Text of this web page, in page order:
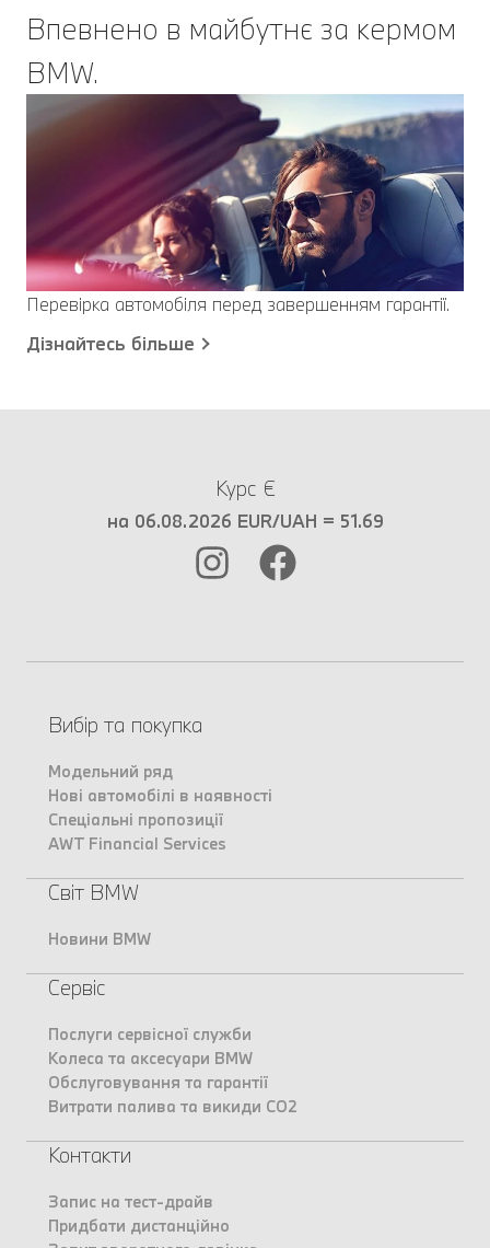
Впевнено в майбутнє за кермом
BMW.
Перевірка автомобіля перед завершенням гарантії.
Дізнайтесь більше
Курс €
на 06.08.2026 EUR/UAH = 51.69
Вибір та покупка
Модельний ряд
Нові автомобілі в наявності
Спеціальні пропозиції
AWT Financial Services
Світ BMW
Новини BMW
Сервіс
Послуги сервісної служби
Колеса та аксесуари BMW
Обслуговування та гарантії
Витрати палива та викиди CO2
Контакти
Запис на тест-драйв
Придбати дистанційно